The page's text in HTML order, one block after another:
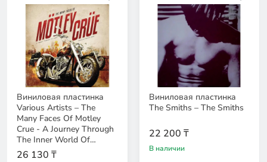
Виниловая пластинка
Various Artists – The
Many Faces Of Motley
Crue - A Journey Through
The Inner World Of
Motley Crue
26 130 ₸
Виниловая пластинка
The Smiths – The Smiths
22 200 ₸
В наличии